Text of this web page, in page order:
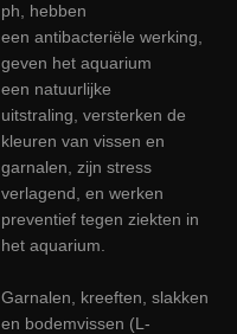
ph, hebben
een antibacteriële werking,
geven het aquarium
een natuurlijke
uitstraling, versterken de
kleuren van vissen en
garnalen, zijn stress
verlagend, en werken
preventief tegen ziekten in
het aquarium.
Garnalen, kreeften, slakken
en bodemvissen (L-